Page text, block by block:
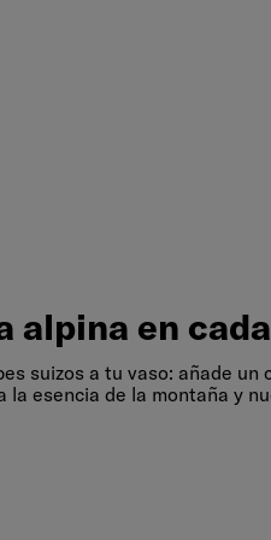
alpina en cada
alpina en
suizos a tu vaso: añade un
la esencia de la montaña y